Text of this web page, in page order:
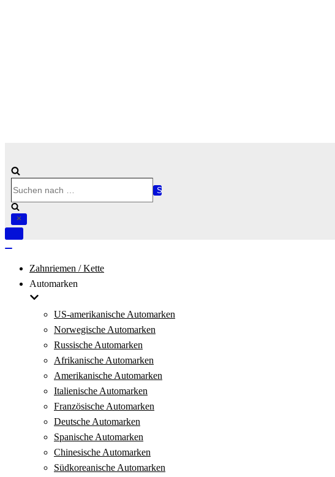
nach …
Navigation
Zahnriemen / Kette
Automarken
US-amerikanische Automarken
Norwegische Automarken
Russische Automarken
Afrikanische Automarken
Amerikanische Automarken
Italienische Automarken
Französische Automarken
Deutsche Automarken
Spanische Automarken
Chinesische Automarken
Südkoreanische Automarken